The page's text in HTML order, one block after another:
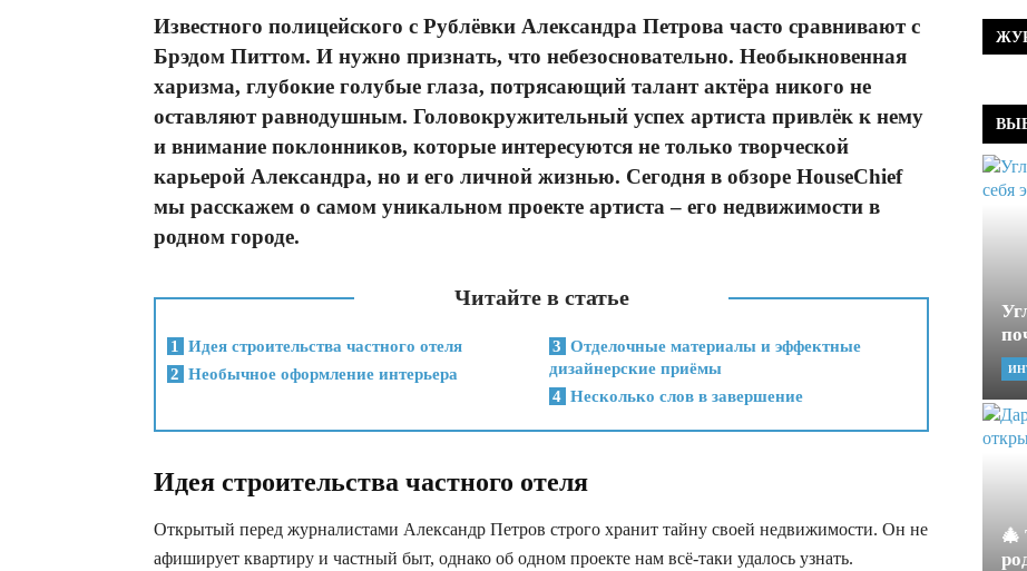
Известного полицейского с Рублёвки Александра Петрова часто сравнивают с
Брэдом Питтом. И нужно признать, что небезосновательно. Необыкновенная
харизма, глубокие голубые глаза, потрясающий талант актёра никого не
оставляют равнодушным. Головокружительный успех артиста привлёк к нему
и внимание поклонников, которые интересуются не только творческой
карьерой Александра, но и его личной жизнью. Сегодня в обзоре HouseChief
мы расскажем о самом уникальном проекте артиста – его недвижимости в
родном городе.
Читайте в статье
1
Идея строительства частного отеля
2 Необычное оформление интерьера
3 Отделочные материалы и эффектные
дизайнерские приёмы
4 Несколько слов в завершение
Идея строительства частного отеля
Открытый перед журналистами Александр Петров строго хранит тайну своей недвижимости. Он не
афиширует квартиру и частный быт, однако об одном проекте нам всё-таки удалось узнать.
🎄